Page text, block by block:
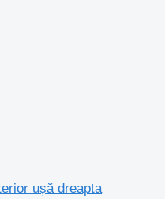
ușă dreapta